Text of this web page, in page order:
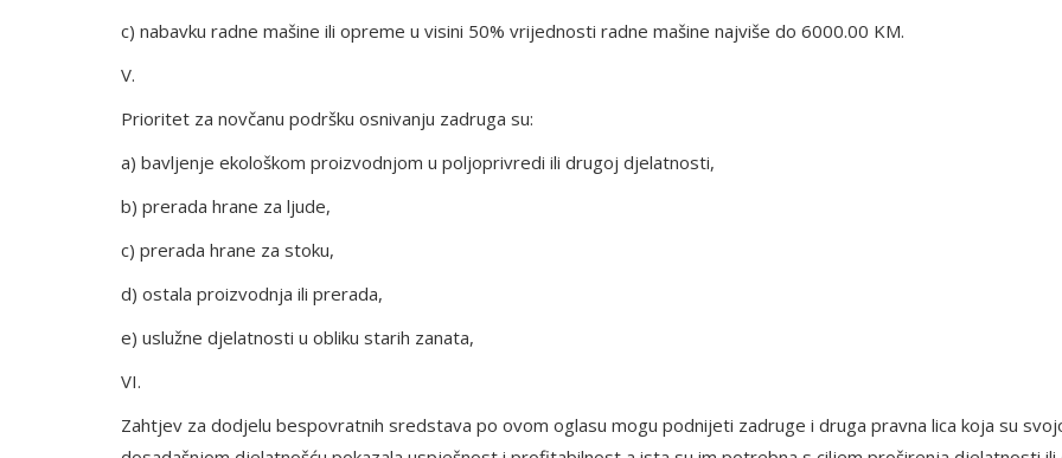
c) nabavku radne mašine ili opreme u visini 50% vrijednosti radne mašine najviše do 6000.00 KM.
V.
Prioritet za novčanu podršku osnivanju zadruga su:
a) bavljenje ekološkom proizvodnjom u poljoprivredi ili drugoj djelatnosti,
b) prerada hrane za ljude,
c) prerada hrane za stoku,
d) ostala proizvodnja ili prerada,
e) uslužne djelatnosti u obliku starih zanata,
VI.
Zahtjev za dodjelu bespovratnih sredstava po ovom oglasu mogu podnijeti zadruge i druga pravna lica koja su